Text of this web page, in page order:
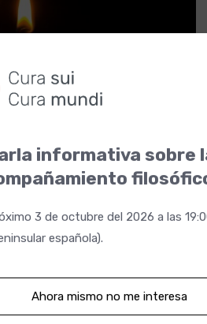
2023 19:00h
informativa sobre
3 de octubre del 2026 a las
española).
Ahora mismo no me interesa